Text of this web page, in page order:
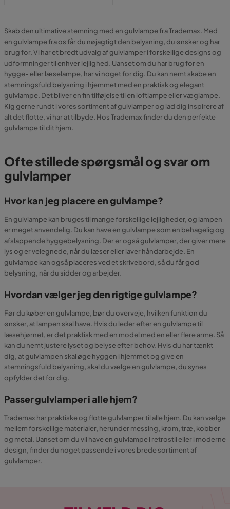
Skab den ultimative stemning med en gulvlampe fra Trademax. Med
en gulvlampe fra os får du nøjagtigt den belysning, du ønsker og har
brug for. Vi har et bredt udvalg af gulvlamper i forskellige designs og
udformninger til enhver lejlighed. Uanset om du har brug for en
hygge- eller læselampe, har vi noget for dig. Du kan nemt skabe en
stemningsfuld belysning i hjemmet med en praktisk og elegant
gulvlampe. Det bliver en fin tilføjelse til en loftlampe eller væglampe.
Kig gerne rundt i vores sortiment af gulvlamper og lad dig inspirere af
alt det flotte, vi har at tilbyde. Hos Trademax finder du den perfekte
gulvlampe til dit hjem.
Ofte stillede spørgsmål og svar om
gulvlamper
Hvor kan jeg placere en gulvlampe?
En gulvlampe kan bruges til mange forskellige lejligheder, og lampen
er meget anvendelig. Du kan have en gulvlampe som en behagelig og
afslappende hyggebelysning. Der er også gulvlamper, der giver mere
lys og er velegnede, når du læser eller laver håndarbejde. En
gulvlampe kan også placeres ved et skrivebord, så du får god
belysning, når du sidder og arbejder.
Hvordan vælger jeg den rigtige gulvlampe?
Før du køber en gulvlampe, bør du overveje, hvilken funktion du
ønsker, at lampen skal have. Hvis du leder efter en gulvlampe til
læsehjørnet, er det praktisk med en model med en eller flere arme. Så
kan du nemt justere lyset og belyse efter behov. Hvis du har tænkt
dig, at gulvlampen skal øge hyggen i hjemmet og give en
stemningsfuld belysning, skal du vælge en gulvlampe, du synes
opfylder det for dig.
Passer gulvlamper i alle hjem?
Trademax har praktiske og flotte gulvlamper til alle hjem. Du kan vælge
mellem forskellige materialer, herunder messing, krom, træ, kobber
og metal. Uanset om du vil have en gulvlampe i retrostil eller i moderne
design, finder du noget passende i vores brede sortiment af
gulvlamper.